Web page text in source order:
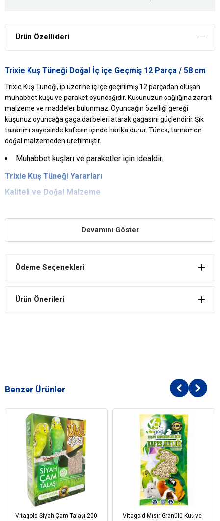
Ürün Özellikleri
Trixie Kuş Tüneği Doğal İç içe Geçmiş 12 Parça / 58 cm
Trixie Kuş Tüneği, ip üzerine iç içe geçirilmiş 12 parçadan oluşan
muhabbet kuşu ve paraket oyuncağıdır. Kuşunuzun sağlığına zararlı
malzeme ve maddeler bulunmaz. Oyuncağın özelliği gereği
kuşunuz oyuncağa gaga darbeleri atarak gagasını güçlendirir. Şık
tasarımı sayesinde kafesin içinde harika durur. Tünek, tamamen
doğal malzemeden üretilmiştir.
Muhabbet kuşları ve paraketler için idealdir.
Trixie Kuş Tüneği Yararları
Kaliteli ve Doğal Malzeme
zarar verecek maddeleri içermez.
Rahat ve Konforlu Duruş
durmalarına imkan sağlar.
Şık ve ilgi çekici tasarıma sahip olan tünek bulunduğu alana da
Devamını Göster
Ödeme Seçenekleri
Ürün Önerileri
Benzer Ürünler
Vitagold Siyah Çam Talaşı 200
Vitagold Mısır Granülü Kuş ve